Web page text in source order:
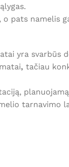
pats namelis
yra svarbūs
, tačiau
tarnavimo